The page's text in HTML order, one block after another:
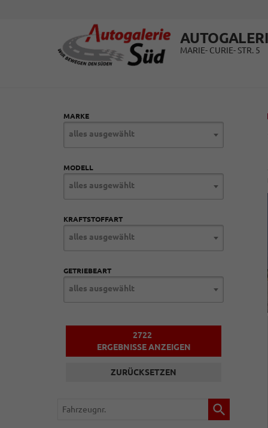
MARIE- CURIE- STR. 5
MARKE
alles ausgewählt
MODELL
alles ausgewählt
KRAFTSTOFFART
alles ausgewählt
GETRIEBEART
alles ausgewählt
2722
ERGEBNISSE ANZEIGEN
ZURÜCKSETZEN
Fahrzeugnr.